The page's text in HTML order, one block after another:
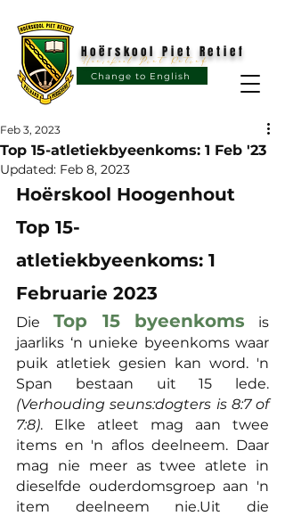
Change to English
Hoërskool Piet Retief
Hoërskool Piet Retief
Top 15-atletiekbyeenkoms: 1 Feb '23
Feb 3, 2023
Updated: Feb 8, 2023
Hoërskool Hoogenhout
Top 15-
atletiekbyeenkoms: 1
Februarie 2023
Die Top 15 byeenkoms is
jaarliks ‘n unieke byeenkoms waar
puik atletiek gesien kan word. 'n
(Verhouding seuns:dogters is 8:7 of
7:8). Elke atleet mag aan twee
items en 'n aflos deelneem. Daar
mag nie meer as twee atlete in
dieselfde ouderdomsgroep aan 'n
item deelneem nie.Uit die